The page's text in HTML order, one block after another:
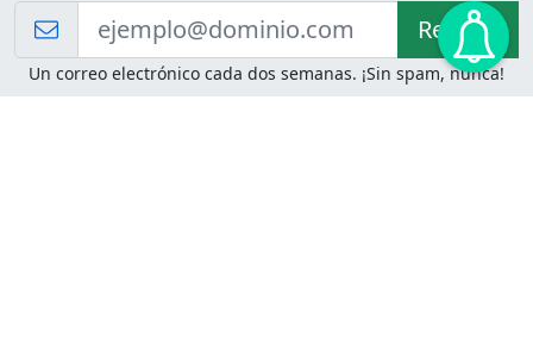
Recibir!
Un correo electrónico cada dos semanas. ¡Sin spam, nunca!